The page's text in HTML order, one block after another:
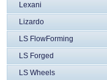
Lexani
Lizardo
LS FlowForming
LS Forged
LS Wheels